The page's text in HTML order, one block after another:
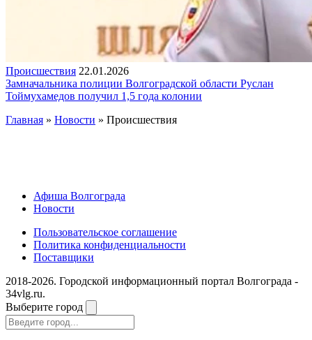
Происшествия 22.01.2026
Замначальника полиции Волгоградской области Руслан
Тоймухамедов получил 1,5 года колонии
Главная » Новости » Происшествия
Афиша Волгограда
Новости
Пользовательское соглашение
Политика конфиденциальности
Поставщики
2018-2026. Городской информационный портал Волгограда -
34vlg.ru.
Выберите город